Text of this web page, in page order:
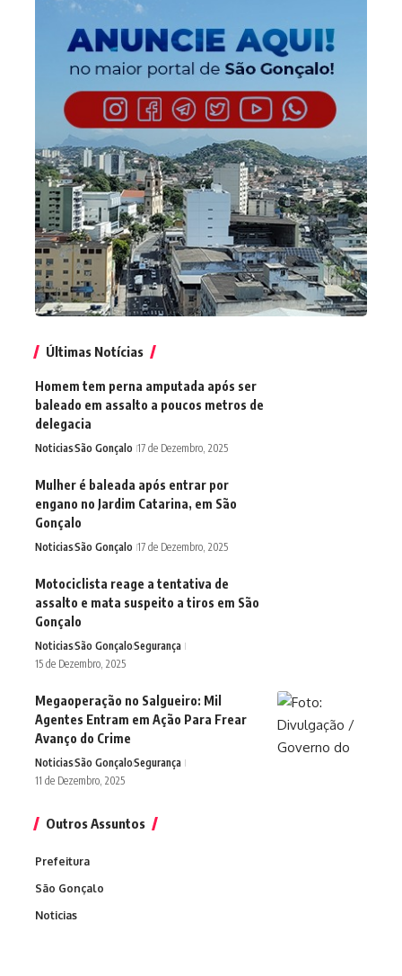
Últimas Notícias
Homem tem perna amputada após ser
baleado em assalto a poucos metros de
delegacia
NoticiasSão Gonçalo 17 de Dezembro, 2025
Mulher é baleada após entrar por
engano no Jardim Catarina, em São
Gonçalo
NoticiasSão Gonçalo 17 de Dezembro, 2025
Motociclista reage a tentativa de
assalto e mata suspeito a tiros em São
Gonçalo
NoticiasSão GonçaloSegurança
15 de Dezembro, 2025
Megaoperação no Salgueiro: Mil
Agentes Entram em Ação Para Frear
Avanço do Crime
NoticiasSão GonçaloSegurança
11 de Dezembro, 2025
Outros Assuntos
Prefeitura
São Gonçalo
Noticias